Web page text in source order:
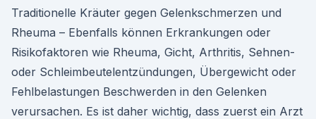
Traditionelle Kräuter gegen Gelenkschmerzen und
Rheuma – Ebenfalls können Erkrankungen oder
Risikofaktoren wie Rheuma, Gicht, Arthritis, Sehnen-
oder Schleimbeutelentzündungen, Übergewicht oder
Fehlbelastungen Beschwerden in den Gelenken
verursachen. Es ist daher wichtig, dass zuerst ein Arzt